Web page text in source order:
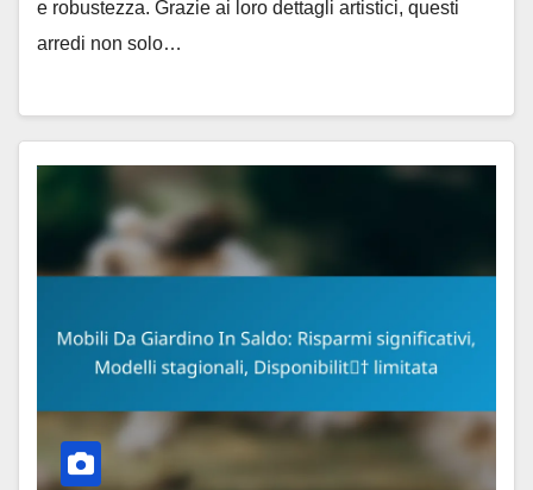
e robustezza. Grazie ai loro dettagli artistici, questi
arredi non solo…